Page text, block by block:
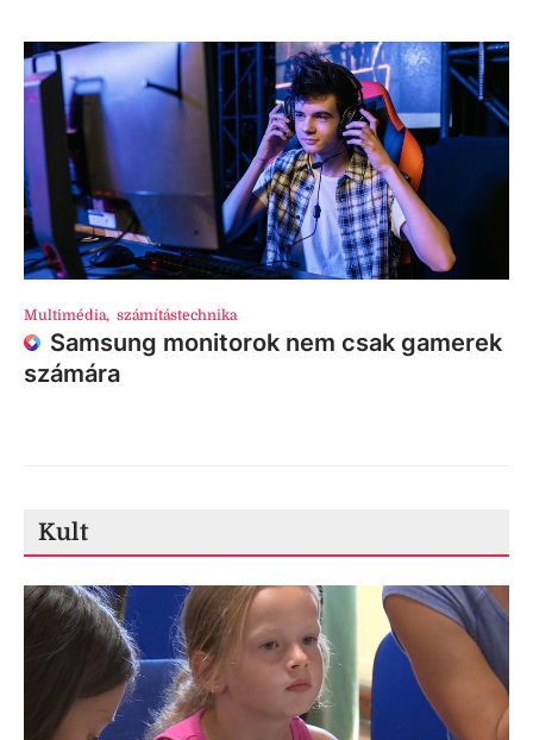
Multimédia, számítástechnika
Samsung monitorok nem csak gamerek
számára
Kult